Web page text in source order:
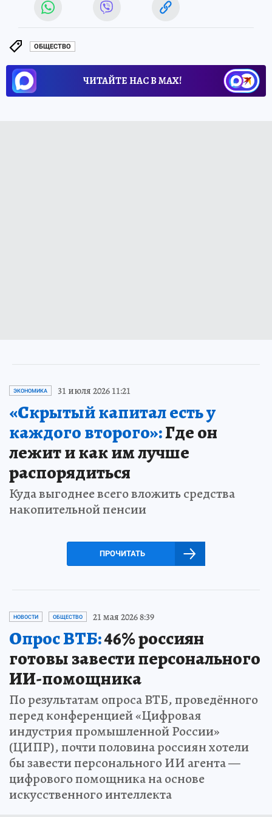
ОБЩЕСТВО
ЧИТАЙТЕ НАС В МАХ!
ЭКОНОМИКА 31 июля 2026 11:21
«Скрытый капитал есть у
каждого второго»:Где он
лежит и как им лучше
распорядиться
Куда выгоднее всего вложить средства
накопительной пенсии
ПРОЧИТАТЬ
НОВОСТИ ОБЩЕСТВО 21 мая 2026 8:39
Опрос ВТБ:46% россиян
готовы завести персонального
ИИ-помощника
По результатам опроса ВТБ, проведённого
перед конференцией «Цифровая
индустрия промышленной России»
(ЦИПР), почти половина россиян хотели
бы завести персонального ИИ агента —
цифрового помощника на основе
искусственного интеллекта